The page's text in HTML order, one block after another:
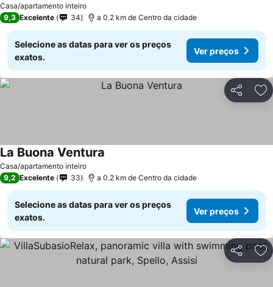
Casa/apartamento inteiro
9,3 Excelente 34 a 0.2 km de Centro da cidade
Selecione as datas para ver os preços
exatos.
Ver preços
Partilhar
Casa/apartamento inteiro
La Buona Ventura
9,2 Excelente 33 a 0.2 km de Centro da cidade
Selecione as datas para ver os preços
exatos.
Ver preços
Partilhar